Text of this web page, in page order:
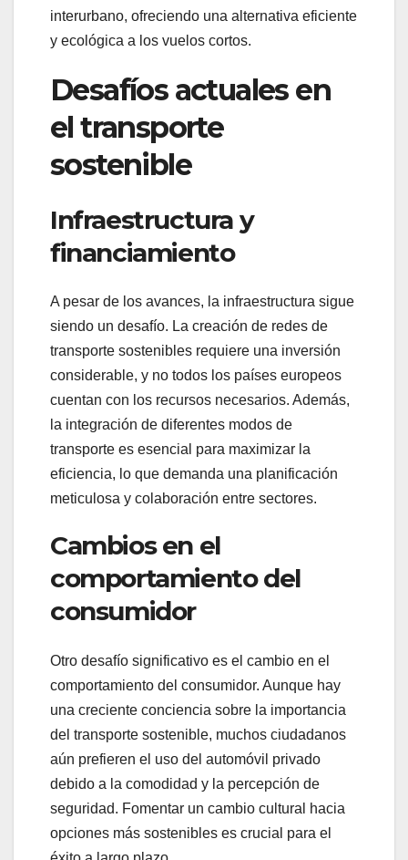
interurbano, ofreciendo una alternativa eficiente
y ecológica a los vuelos cortos.
Desafíos actuales en
el transporte
sostenible
Infraestructura y
financiamiento
A pesar de los avances, la infraestructura sigue
siendo un desafío. La creación de redes de
transporte sostenibles requiere una inversión
considerable, y no todos los países europeos
cuentan con los recursos necesarios. Además,
la integración de diferentes modos de
transporte es esencial para maximizar la
eficiencia, lo que demanda una planificación
meticulosa y colaboración entre sectores.
Cambios en el
comportamiento del
consumidor
Otro desafío significativo es el cambio en el
comportamiento del consumidor. Aunque hay
una creciente conciencia sobre la importancia
del transporte sostenible, muchos ciudadanos
aún prefieren el uso del automóvil privado
debido a la comodidad y la percepción de
seguridad. Fomentar un cambio cultural hacia
opciones más sostenibles es crucial para el